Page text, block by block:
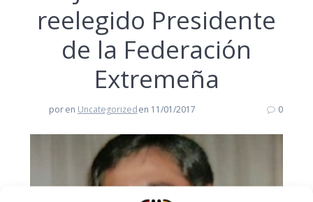
reelegido Presidente
de la Federación
Extremeña
poren Uncategorizeden 11/01/2017 0